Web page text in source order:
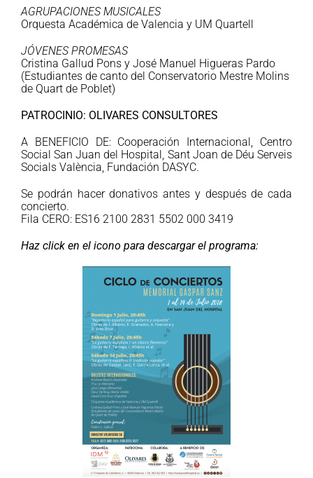
AGRUPACIONES MUSICALES
Orquesta Académica de Valencia y UM Quartell
JÓVENES PROMESAS
Cristina Gallud Pons y José Manuel Higueras Pardo
(Estudiantes de canto del Conservatorio Mestre Molins
de Quart de Poblet)
PATROCINIO: OLIVARES CONSULTORES
A BENEFICIO DE: Cooperación Internacional, Centro
Social San Juan del Hospital, Sant Joan de Déu Serveis
Socials València, Fundación DASYC.
Se podrán hacer donativos antes y después de cada
concierto.
Fila CERO: ES16 2100 2831 5502 000 3419
Haz click en el icono para descargar el programa: